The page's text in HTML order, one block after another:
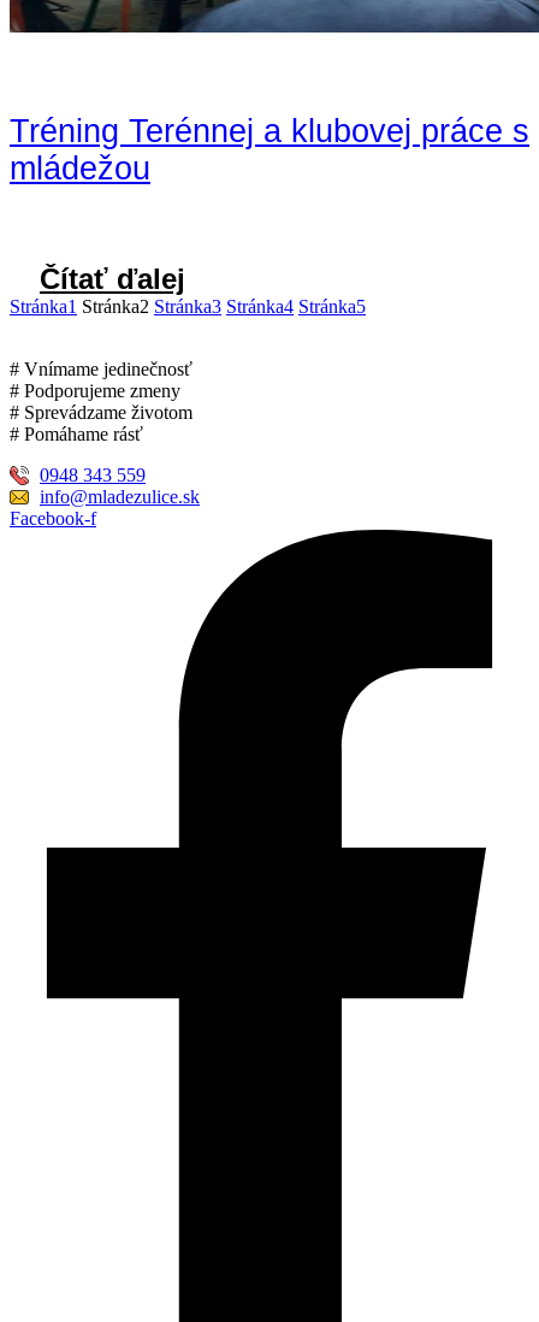
Tréning Terénnej a klubovej práce s
mládežou
Čítať ďalej
Stránka1 Stránka2 Stránka3 Stránka4 Stránka5
# Vnímame jedinečnosť
# Podporujeme zmeny
# Sprevádzame životom
# Pomáhame rásť
0948 343 559
info@mladezulice.sk
Facebook-f